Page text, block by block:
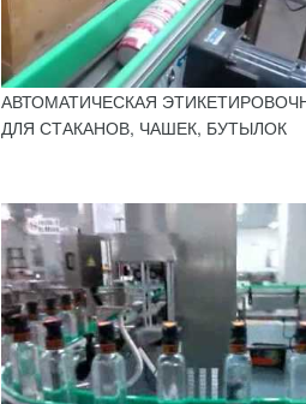
АВТОМАТИЧЕСКАЯ
ДЛЯ СТАКАНОВ, ЧАШЕК, БУТЫЛОК